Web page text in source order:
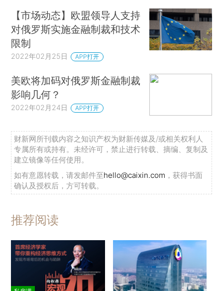
【市场动态】欧盟领导人支持
对俄罗斯实施金融制裁和技术
限制
2022年02月25日 APP打开
美欧将加码对俄罗斯金融制裁
影响几何？
2022年02月24日 APP打开
财新网所刊载内容之知识产权为财新传媒及/或相关权利人
专属所有或持有。未经许可，禁止进行转载、摘编、复制及
建立镜像等任何使用。
如有意愿转载，请发邮件至hello@caixin.com ，获得书面
确认及授权后，方可转载。
推荐阅读